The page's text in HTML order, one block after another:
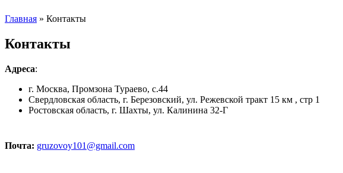
Главная » Контакты
Контакты
Адреса:
г. Москва, Промзона Тураево, с.44
Свердловская область, г. Березовский, ул. Режевской тракт 15 км , стр 1
Ростовская область, г. Шахты, ул. Калинина 32-Г
Почта: gruzovoy101@gmail.com